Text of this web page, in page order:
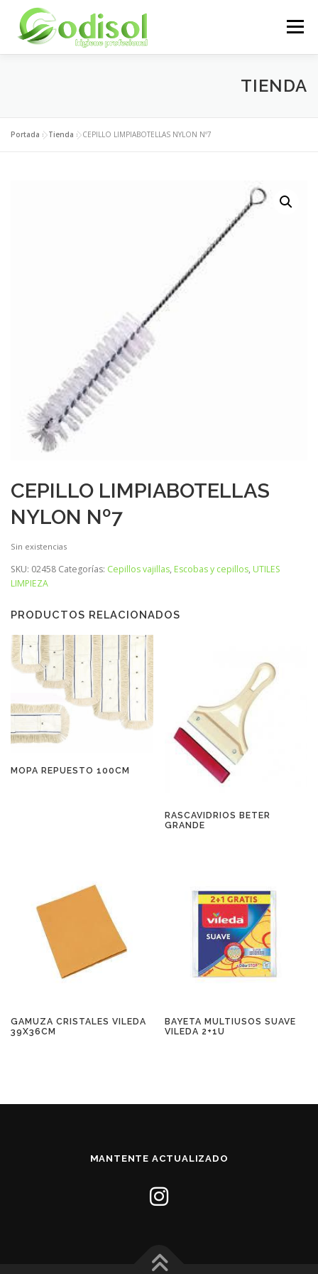
contenido
Menú
ÁREA CLIENTES CONTACTO
TIENDA
Portada »Tienda »CEPILLO LIMPIABOTELLAS NYLON Nº7
CEPILLO LIMPIABOTELLAS
NYLON Nº7
Sin existencias
SKU: 02458 Categorías: Cepillos vajillas, Escobas y cepillos, UTILES
LIMPIEZA
PRODUCTOS RELACIONADOS
MOPA REPUESTO 100CM
RASCAVIDRIOS BETER
GRANDE
GAMUZA CRISTALES VILEDA
39X36CM
BAYETA MULTIUSOS SUAVE
VILEDA 2+1U
MANTENTE ACTUALIZADO